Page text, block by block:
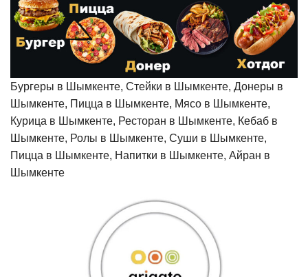
Бургеры в Шымкенте, Стейки в Шымкенте, Донеры в
Шымкенте, Пицца в Шымкенте, Мясо в Шымкенте,
Курица в Шымкенте, Ресторан в Шымкенте, Кебаб в
Шымкенте, Ролы в Шымкенте, Суши в Шымкенте,
Пицца в Шымкенте, Напитки в Шымкенте, Айран в
Шымкенте